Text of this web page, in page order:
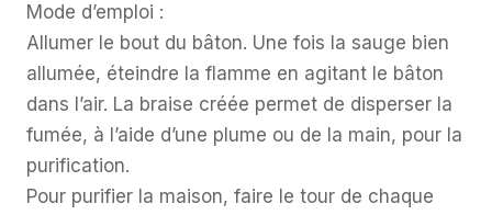
Mode d’emploi :
Allumer le bout du bâton. Une fois la sauge bien
allumée, éteindre la flamme en agitant le bâton
dans l’air. La braise créée permet de disperser la
fumée, à l’aide d’une plume ou de la main, pour la
purification.
Pour purifier la maison, faire le tour de chaque